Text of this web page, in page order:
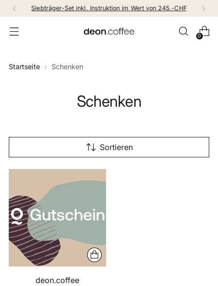
Siebträger-Set inkl. Instruktion im Wert von 245.-CHF
0
Startseite Schenken
Schenken
Sortieren
deon.coffee